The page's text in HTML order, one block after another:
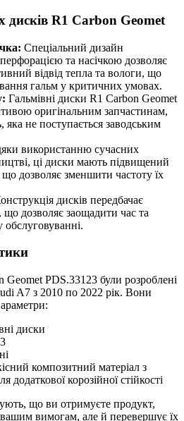
дисків R1 Carbon Geomet
Спеціальний дизайн
та насічкою дозволяє
відвід тепла та вологи, що
гальм у критичних умовах.
Гальмівні диски R1 Carbon Geomet
оригінальним запчастинам,
яка не поступається заводським
використанню сучасних
ці диски мають підвищений
що дозволяє зменшити частоту їх
дисків передбачає
що дозволяє заощадити час та
Geomet PDS.33123 були розроблені
A7 з 2010 по 2022 рік. Вони
диски
композитний матеріал з
додаткової корозійної стійкості
що ви отримуєте продукт,
вашим вимогам, але й перевершує їх